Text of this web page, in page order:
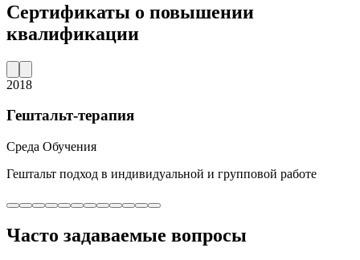
Сертификаты о повышении
квалификации
2018
Гештальт-терапия
Среда Обучения
Гештальт подход в индивидуальной и групповой работе
Часто задаваемые вопросы